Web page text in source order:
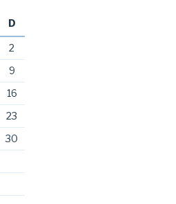
D
2
9
16
23
30